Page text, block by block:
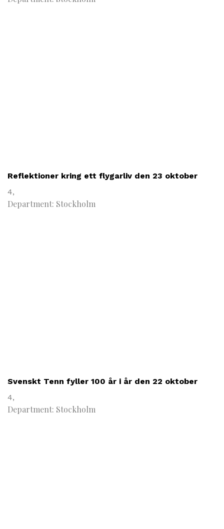
Reflektioner kring ett flygarliv den 23 oktober
4,
Department: Stockholm
Svenskt Tenn fyller 100 år i år den 22 oktober
4,
Department: Stockholm